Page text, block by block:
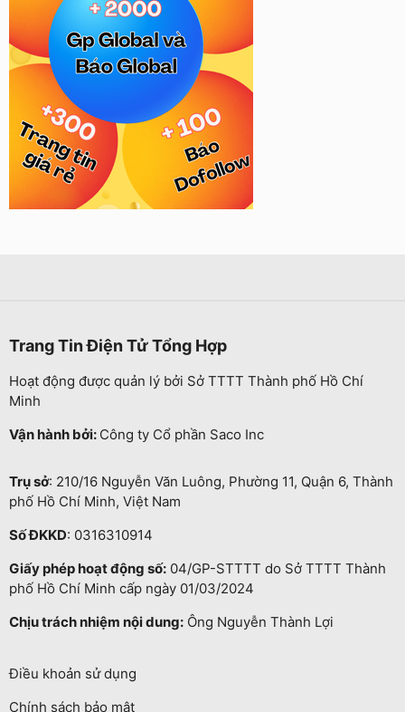
Trang Tin Điện Tử Tổng Hợp
Hoạt động được quản lý bởi Sở TTTT Thành phố Hồ Chí
Minh
Vận hành bởi: Công ty Cổ phần Saco Inc
Trụ sở: 210/16 Nguyễn Văn Luông, Phường 11, Quận 6, Thành
phố Hồ Chí Minh, Việt Nam
Số ĐKKD: 0316310914
Giấy phép hoạt động số: 04/GP-STTTT do Sở TTTT Thành
phố Hồ Chí Minh cấp ngày 01/03/2024
Chịu trách nhiệm nội dung: Ông Nguyễn Thành Lợi
Điều khoản sử dụng
Chính sách bảo mật